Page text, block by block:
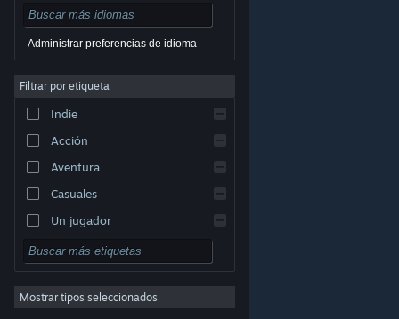
© Valve Corporation. Todos los derechos reservados.
Todas las marcas registradas pertenecen a sus
respectivos dueños en EE. UU. y otros países.Política
de Privacidad|Información legal|Accesibilidad|
Cookies
Checo
Danés
Alemán
Inglés
Español (España)
Griego
Administrar preferencias de idioma
Filtrar por etiqueta
Indie
Acción
Aventura
Casuales
Un jugador
Simuladores
Rol
Estrategia
Mostrar tipos seleccionados